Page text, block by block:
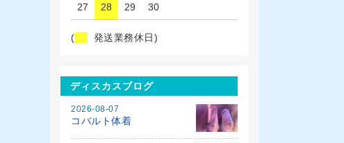
27 28 29 30
( 発送業務休日)
ディスカスブログ
2026-08-07
コバルト体着